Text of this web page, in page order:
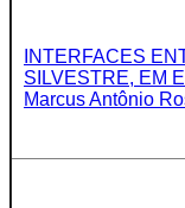
INTERFACES
SILVESTRE, EM
Marcus Antônio